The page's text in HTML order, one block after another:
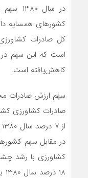
کشورهای همسایه
کاهش‌یافته است.
صادرات کشاورزی
در مقابل سهم
کشاورزی با رشد